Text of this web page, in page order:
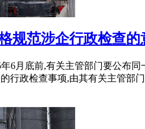
规范涉企行政检查的
6月底前,有关主管部门要公布
行政检查事项,由其有关主管部